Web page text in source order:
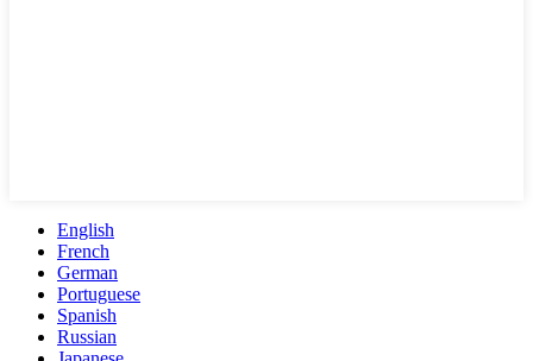
English
French
German
Portuguese
Spanish
Russian